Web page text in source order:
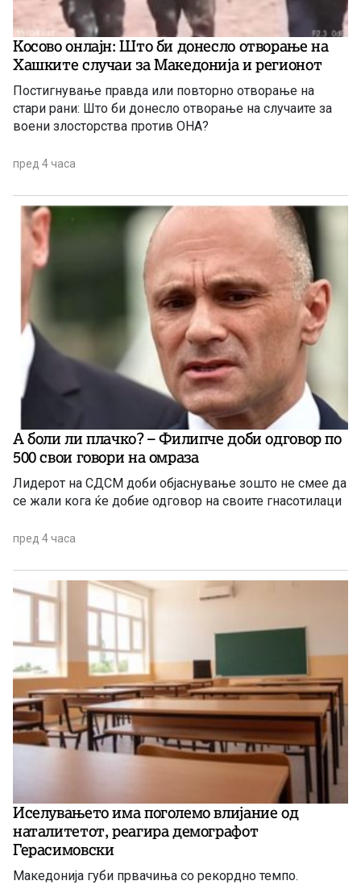
Косово онлајн: Што би донесло отворање на
Хашките случаи за Македонија и регионот
Постигнување правда или повторно отворање на
стари рани: Што би донесло отворање на случаите за
воени злосторства против ОНА?
пред 4 часа
А боли ли плачко? – Филипче доби одговор по
500 свои говори на омраза
Лидерот на СДСМ доби објаснување зошто не смее да
се жали кога ќе добие одговор на своите гнасотилаци
пред 4 часа
Иселувањето има поголемо влијание од
наталитетот, реагира демографот
Герасимовски
Македонија губи првачиња со рекордно темпо.